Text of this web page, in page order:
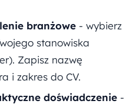
branżowe - wybierz
stanowiska
Zapisz nazwę
i zakres do CV.
doświadczenie -